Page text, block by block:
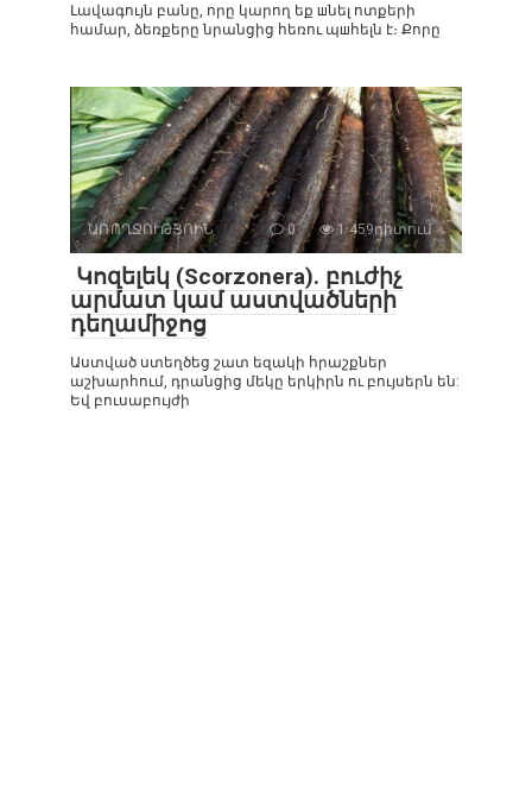
Լավագույն բանը, որը կարող եք шնել ոտքերի
համար, ձեռքերը նրանցից հեռու պшհելն է։ Քորը
ԱՌՈՂՋՈՒԹՅՈԻՆ 0 1 459դիտում
Կոզելեկ (Scorzonera). բուժիչ
արմատ կամ աստվածների
դեղամիջոց
Աստված ստեղծեց շատ եզակի հրաշքներ
աշխարհում, դրանցից մեկը երկիրն ու բույսերն են:
Եվ բուսաբույժի